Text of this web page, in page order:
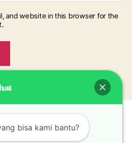
and website in this browser for the
bisa kami bantu?